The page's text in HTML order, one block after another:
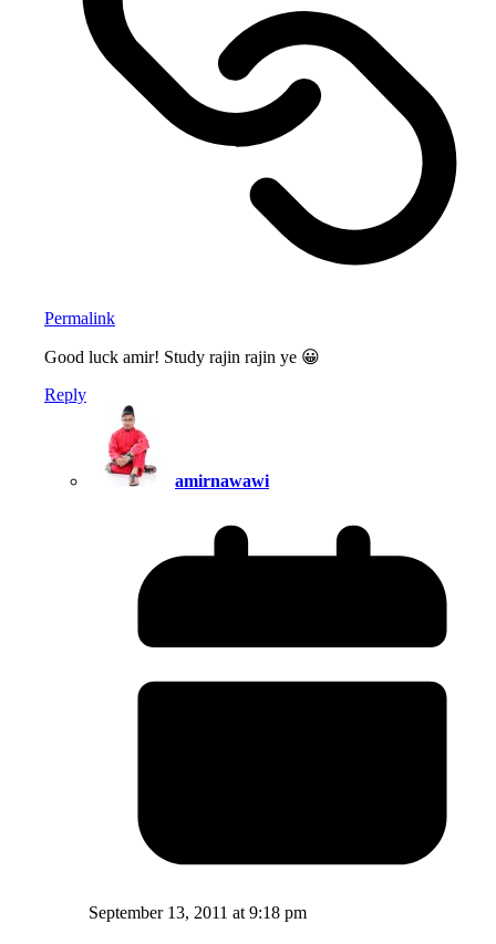
Permalink
Good luck amir! Study rajin rajin ye 😀
Reply
amirnawawi
September 13, 2011 at 9:18 pm